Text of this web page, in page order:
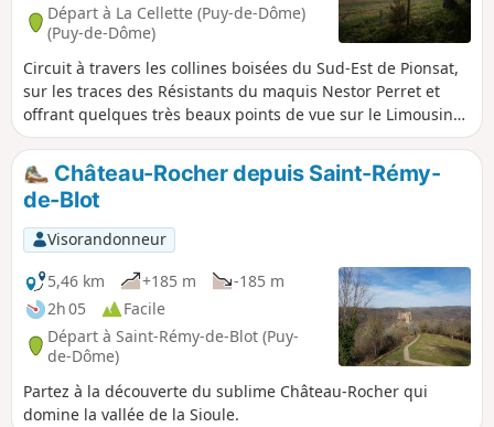
Départ à La Cellette (Puy-de-Dôme)
(Puy-de-Dôme)
Circuit à travers les collines boisées du Sud-Est de Pionsat,
sur les traces des Résistants du maquis Nestor Perret et
offrant quelques très beaux points de vue sur le Limousin
et la Chaîne des Puys. La première et la dernière portions
du circuit donnent un aperçu du bâti et du paysage de
bocage typiques des Combrailles.
Château-Rocher depuis Saint-Rémy-
de-Blot
Visorandonneur
5,46 km
+185 m
-185 m
2h 05
Facile
Départ à Saint-Rémy-de-Blot (Puy-
de-Dôme)
Partez à la découverte du sublime Château-Rocher qui
domine la vallée de la Sioule.